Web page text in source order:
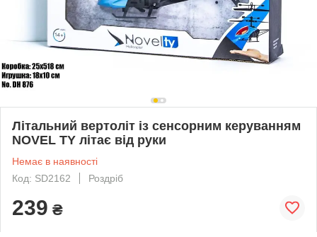
Літальний вертоліт із сенсорним керуванням
NOVEL TY літає від руки
Немає в наявності
Код: SD2162
Роздріб
239 ₴